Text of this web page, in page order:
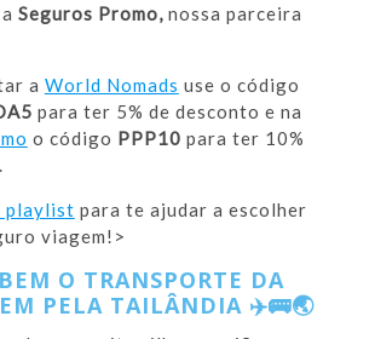
Seguros Promo, nossa parceira
a World Nomads use o código
para ter 5% de desconto e na
o código PPP10 para ter 10%
playlist para te ajudar a escolher
viagem!>
O TRANSPORTE DA
PELA TAILÂNDIA ✈️🚌🌏